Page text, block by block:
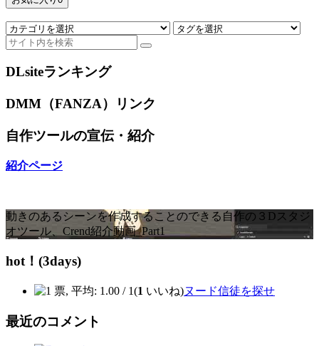
DLsiteランキング
DMM（FANZA）リンク
自作ツールの宣伝・紹介
紹介ページ
動きのあるシーンを作成することのできる自作の３Dスタジ
オツール、Crend紹介動画_Part1
hot！(3days)
(1 いいね)ヌード信徒を探せ
最近のコメント